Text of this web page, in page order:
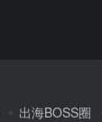
出海BOSS圈